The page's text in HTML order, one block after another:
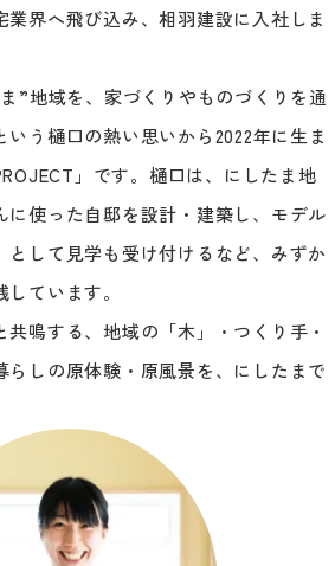
界へ飛び込み、相羽建設に入社しま
”地域を、家づくりやものづくりを通
いう樋口の熱い思いから2022年に生ま
」です。樋口は、にしたま地
に使った自邸を設計・建築し、モデル
として見学も受け付けるなど、みずか
ています。
鳴する、地域の「木」・つくり手・
しの原体験・原風景を、にしたまで